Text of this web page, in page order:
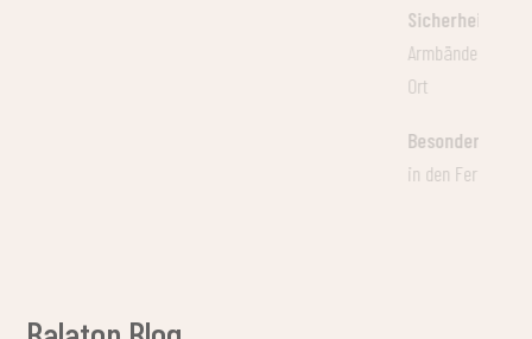
Sicherheitsgitter zum
Armbändern geöffnet, Sicherheitsdienst
Haustierfreundlich –